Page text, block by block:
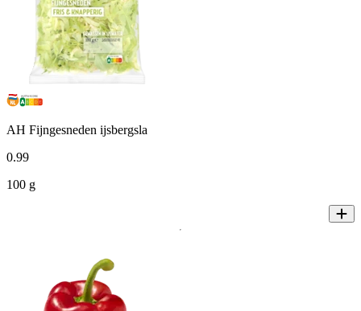
AH Fijngesneden ijsbergsla
0.99
100 g